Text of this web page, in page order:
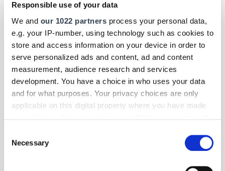
Responsible use of your data
We and our 1022 partners process your personal data,
e.g. your IP-number, using technology such as cookies to
store and access information on your device in order to
serve personalized ads and content, ad and content
measurement, audience research and services
development. You have a choice in who uses your data
and for what purposes. Your privacy choices are only
applicable on this digital property where you have made
the Privacy trigger icon.
Selection
Necessary
Roboter für jedermann- Themen-Specials| Februar 2023
Mensch und Maschine auf engstem Raum
Leichte Roboter, großes Potenzial: Mit Cobots bietet
Conrad moderne Helfer für Industriekunden und
Handwerksbetriebe. Ein neues, wissenschaftlich
recherchiertes Whitepaper stellt alle relevanten Inhalte vor.